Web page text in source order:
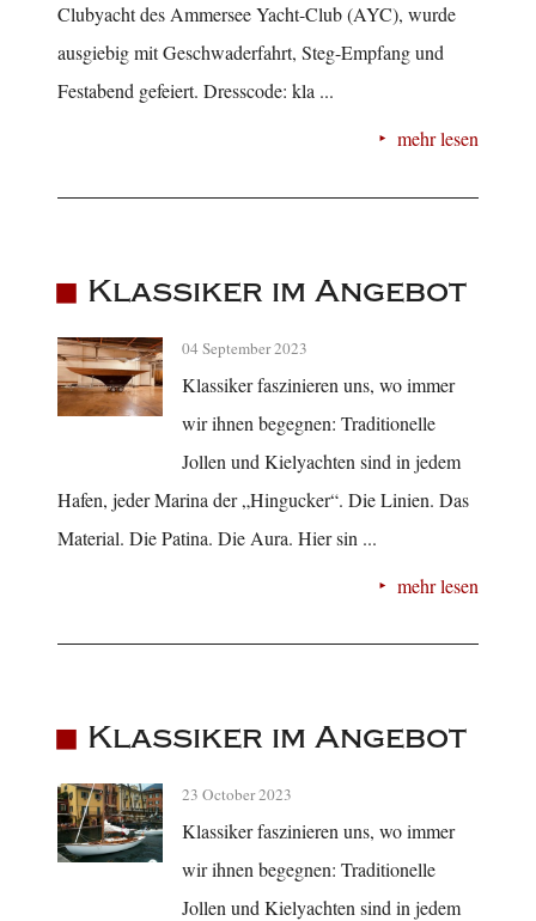
Clubyacht des Ammersee Yacht-Club (AYC), wurde
ausgiebig mit Geschwaderfahrt, Steg-Empfang und
Festabend gefeiert. Dresscode: kla ...
mehr lesen
Klassiker im Angebot
04 September 2023
Klassiker faszinieren uns, wo immer
wir ihnen begegnen: Traditionelle
Jollen und Kielyachten sind in jedem
Hafen, jeder Marina der „Hingucker“. Die Linien. Das
Material. Die Patina. Die Aura. Hier sin ...
mehr lesen
Klassiker im Angebot
23 October 2023
Klassiker faszinieren uns, wo immer
wir ihnen begegnen: Traditionelle
Jollen und Kielyachten sind in jedem